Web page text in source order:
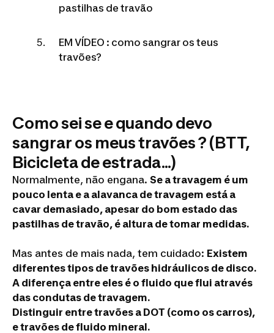
pastilhas de travão
EM VÍDEO : como sangrar os teus
travões?
Como sei se e quando devo
sangrar os meus travões ? (BTT,
Bicicleta de estrada...)
Normalmente, não engana. Se a travagem é um
pouco lenta e a alavanca de travagem está a
cavar demasiado, apesar do bom estado das
pastilhas de travão, é altura de tomar medidas.
Mas antes de mais nada, tem cuidado: Existem
diferentes tipos de travões hidráulicos de disco.
A diferença entre eles é o fluido que flui através
das condutas de travagem.
Distinguir entre travões a DOT (como os carros),
e travões de fluido mineral.